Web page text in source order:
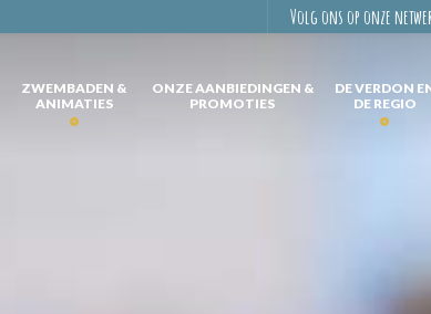
ZWEMBADEN &
ANIMATIES
ONZE AANBIEDINGEN &
PROMOTIES
DE VERDON
DE REGIO
Volg ons op onze